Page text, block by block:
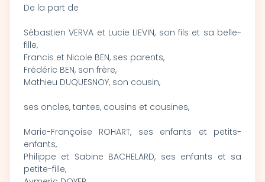
De la part de
Sébastien VERVA et Lucie LIEVIN, son fils et sa belle-
fille,
Francis et Nicole BEN, ses parents,
Frédéric BEN, son frère,
Mathieu DUQUESNOY, son cousin,
ses oncles, tantes, cousins et cousines,
Marie-Françoise ROHART, ses enfants et petits-
enfants,
Philippe et Sabine BACHELARD, ses enfants et sa
petite-fille,